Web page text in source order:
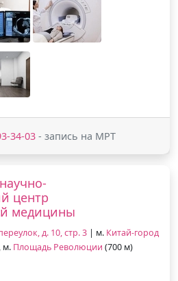
34-03 - запись на МРТ
центр
медицины
д. 10, стр. 3 | м. Китай-город
м. Площадь Революции (700 м)